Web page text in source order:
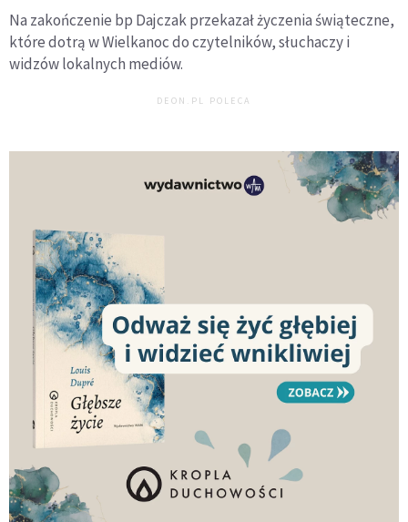
Na zakończenie bp Dajczak przekazał życzenia świąteczne,
które dotrą w Wielkanoc do czytelników, słuchaczy i
widzów lokalnych mediów.
DEON.PL POLECA